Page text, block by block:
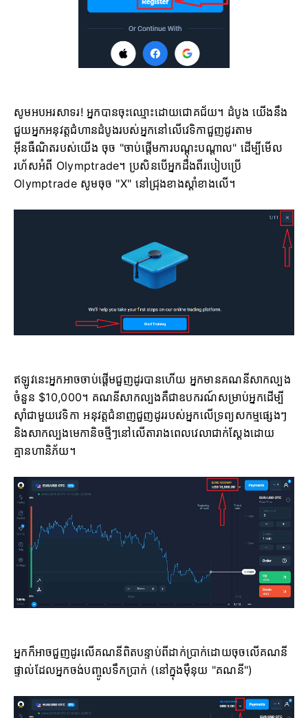
សូមអបអរសាទរ! អ្នកបានចុះឈ្មោះដោយជោគជ័យ។ ដំបូង យើងនឹង
ជួយអ្នកអនុវត្តជំហានដំបូងរបស់អ្នកនៅលើវេទិកាជួញដូរតាម
អ៊ីនធឺណិតរបស់យើង ចុច "ចាប់ផ្តើមការបណ្តុះបណ្តាល" ដើម្បីមើល
រហ័សអំពី Olymptrade។ ប្រសិនបើអ្នកដឹងពីរបៀបប្រើ
Olymptrade សូមចុច "X" នៅជ្រុងខាងស្តាំខាងលើ។
ឥឡូវនេះអ្នកអាចចាប់ផ្តើមជួញដូរបានហើយ អ្នកមានគណនីសាកល្បង
ចំនួន $10,000។ គណនីសាកល្បងគឺជាឧបករណ៍សម្រាប់អ្នកដើម្បី
ស៊ាំជាមួយវេទិកា អនុវត្តជំនាញជួញដូររបស់អ្នកលើទ្រព្យសកម្មផ្សេងៗ
និងសាកល្បងមេកានិចថ្មីៗនៅលើតារាងពេលវេលាជាក់ស្តែងដោយ
គ្មានហានិភ័យ។
អ្នកក៏អាចជួញដូរលើគណនីពិតបន្ទាប់ពីដាក់ប្រាក់ដោយចុចលើគណនី
ផ្ទាល់ដែលអ្នកចង់បញ្ចូលទឹកប្រាក់ (នៅក្នុងម៉ឺនុយ "គណនី")